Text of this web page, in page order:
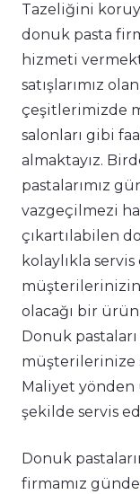
Tazeliğini
donuk pasta
hizmeti
satışlarımız
çeşitlerimizde
salonları gibi
almaktayız.
pastalarımız
vazgeçilmezi
çıkartılabilen
kolaylıkla
olacağı bir
Donuk
müşterilerinize
Maliyet yönden
şekilde servis
Donuk
firmamız